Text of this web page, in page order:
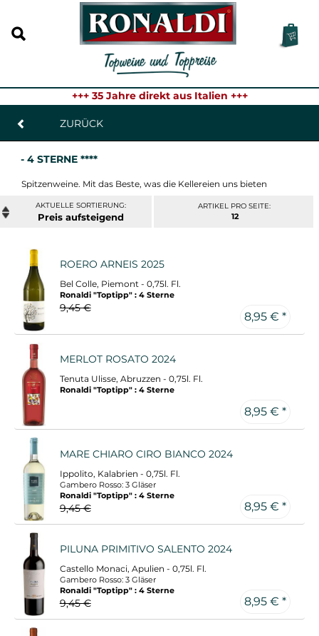
+++ 35 Jahre direkt aus Italien +++
ZURÜCK
- 4 STERNE ****
Spitzenweine. Mit das Beste, was die Kellereien uns bieten
Preis
ARTIKEL PRO SEITE:
12
ROERO ARNEIS 2025
Bel Colle, Piemont - 0,75l. Fl.
Ronaldi "Toptipp" : 4 Sterne
9,45 €
8,95 € *
MERLOT ROSATO 2024
Tenuta Ulisse, Abruzzen - 0,75l. Fl.
Ronaldi "Toptipp" : 4 Sterne
8,95 € *
MARE CHIARO CIRO BIANCO 2024
Ippolito, Kalabrien - 0,75l. Fl.
Gambero Rosso: 3 Gläser
Ronaldi "Toptipp" : 4 Sterne
9,45 € 8,95 € *
PILUNA PRIMITIVO SALENTO 2024
Castello Monaci, Apulien - 0,75l. Fl.
Gambero Rosso: 3 Gläser
Ronaldi "Toptipp" : 4 Sterne
9,45 € 8,95 € *